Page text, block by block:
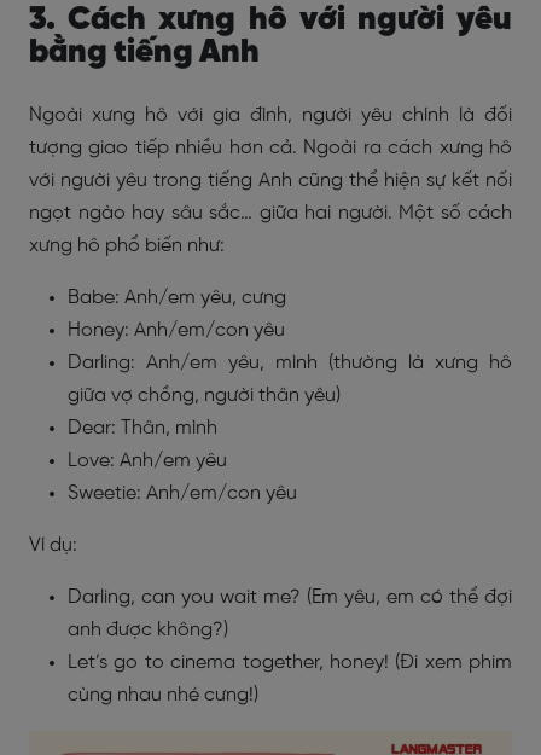
3. Cách xưng hô với người yêu
bằng tiếng Anh
Ngoài xưng hô với gia đình, người yêu chính là đối
tượng giao tiếp nhiều hơn cả. Ngoài ra cách xưng hô
với người yêu trong tiếng Anh cũng thể hiện sự kết nối
ngọt ngào hay sâu sắc… giữa hai người. Một số cách
xưng hô phổ biến như:
Babe: Anh/em yêu, cưng
Honey: Anh/em/con yêu
Darling: Anh/em yêu, mình (thường là xưng hô
giữa vợ chồng, người thân yêu)
Dear: Thân, mình
Love: Anh/em yêu
Sweetie: Anh/em/con yêu
Ví dụ:
Darling, can you wait me? (Em yêu, em có thể đợi
anh được không?)
Let’s go to cinema together, honey! (Đi xem phim
cùng nhau nhé cưng!)